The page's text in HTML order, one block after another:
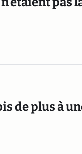
de plus à